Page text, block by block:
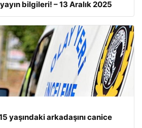
bilgileri! – 13 Aralık 2025
yaşındaki arkadaşını canice